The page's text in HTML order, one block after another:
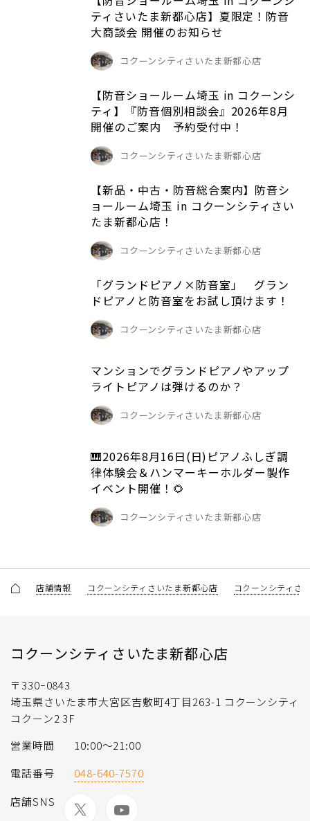
ティさいたま新都心店】夏限定！防音
大商談会 開催のお知らせ
コクーンシティさいたま新都心店
【防音ショールーム埼玉 in コクーンシ
ティ】『防音個別相談会』2026年8月
開催のご案内 予約受付中！
コクーンシティさいたま新都心店
【新品・中古・防音総合案内】防音シ
ョールーム埼玉 in コクーンシティさい
たま新都心店！
コクーンシティさいたま新都心店
「グランドピアノ×防音室」 グラン
ドピアノと防音室をお試し頂けます！
コクーンシティさいたま新都心店
マンションでグランドピアノやアップ
ライトピアノは弾けるのか？
コクーンシティさいたま新都心店
🎹2026年8月16日(日)ピアノふしぎ調
律体験会＆ハンマーキーホルダー製作
イベント開催！🌻
コクーンシティさいたま新都心店
店舗情報 コクーンシティさいたま新都心店 コクーンシティさ
コクーンシティさいたま新都心店
〒330ｰ0843
埼玉県さいたま市大宮区吉敷町4丁目263-1 コクーンシティ
コクーン2 3F
営業時間
10:00～21:00
電話番号
048-640-7570
店舗SNS